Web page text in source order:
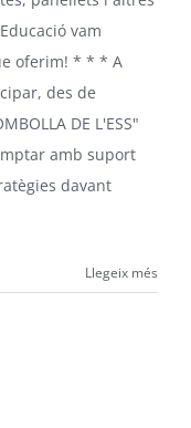
vam
oferim! * * * A
des de
DE L'ESS"
amb suport
davant
Llegeix més